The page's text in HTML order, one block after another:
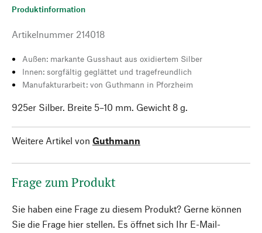
Produktinformation
Artikelnummer 214018
Außen: markante Gusshaut aus oxidiertem Silber
Innen: sorgfältig geglättet und tragefreundlich
Manufakturarbeit: von Guthmann in Pforzheim
925er Silber. Breite 5–10 mm. Gewicht 8 g.
Weitere Artikel von Guthmann
Frage zum Produkt
Sie haben eine Frage zu diesem Produkt? Gerne können
Sie die Frage hier stellen. Es öffnet sich Ihr E-Mail-